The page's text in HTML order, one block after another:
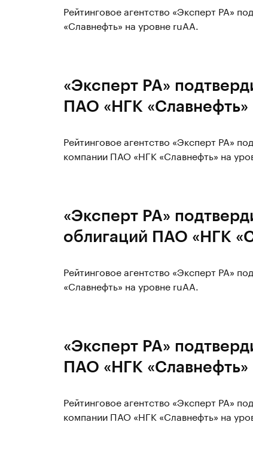
Рейтинговое агентство «Эксперт РА»
«Славнефть» на уровне ruAA.
«Эксперт РА»
ПАО «НГК «Славнефть»
Рейтинговое агентство «Эксперт РА»
компании ПАО «НГК «Славнефть» на
«Эксперт РА»
облигаций ПАО «НГК
Рейтинговое агентство «Эксперт РА»
«Славнефть» на уровне ruAA.
«Эксперт РА»
ПАО «НГК «Славнефть»
Рейтинговое агентство «Эксперт РА»
компании ПАО «НГК «Славнефть» на